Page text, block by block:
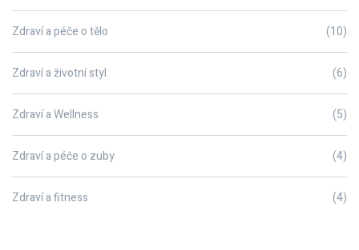
Zdraví a péče o tělo (10)
Zdraví a životní styl (6)
Zdraví a Wellness (5)
Zdraví a péče o zuby (4)
Zdraví a fitness (4)